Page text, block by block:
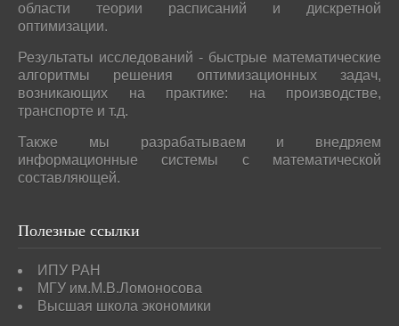
области теории расписаний и дискретной
оптимизации.
Результаты исследований - быстрые математические
алгоритмы решения оптимизационных задач,
возникающих на практике: на производстве,
транспорте и т.д.
Также мы разрабатываем и внедряем
информационные системы с математической
составляющей.
Полезные ссылки
ИПУ РАН
МГУ им.М.В.Ломоносова
Высшая школа экономики